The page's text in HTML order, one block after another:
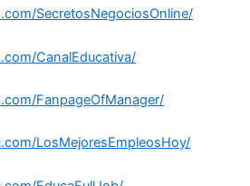
SecretosNegociosOnline/
CanalEducativa/
FanpageOfManager/
LosMejoresEmpleosHoy/